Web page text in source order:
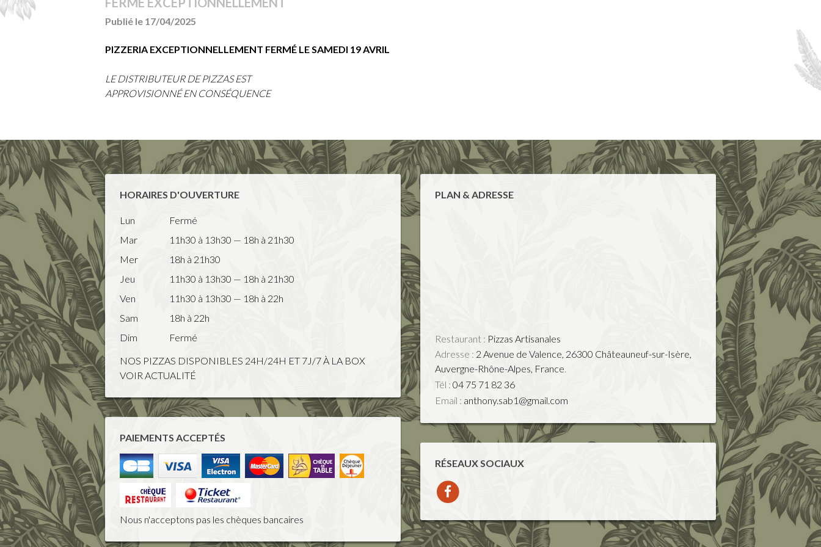
Publié le 17/04/2025
PIZZERIA EXCEPTIONNELLEMENT FERMÉ LE SAMEDI 19 AVRIL
LE DISTRIBUTEUR DE PIZZAS EST
APPROVISIONNÉ EN CONSÉQUENCE
HORAIRES D'OUVERTURE
Lun
Fermé
Mar
11h30 à 13h30 — 18h à 21h30
Mer
18h à 21h30
Jeu
11h30 à 13h30 — 18h à 21h30
Ven
11h30 à 13h30 — 18h à 22h
Sam
18h à 22h
Dim
Fermé
NOS PIZZAS DISPONIBLES 24H/24H ET 7J/7 À LA BOX
VOIR ACTUALITÉ
PAIEMENTS ACCEPTÉS
Nous n'acceptons pas les chèques bancaires
PLAN & ADRESSE
Restaurant : Pizzas Artisanales
Adresse : 2 Avenue de Valence, 26300 Châteauneuf-sur-Isère,
Auvergne-Rhône-Alpes, France.
Tél : 04 75 71 82 36
Email : anthony.sab1@gmail.com
RÉSEAUX SOCIAUX